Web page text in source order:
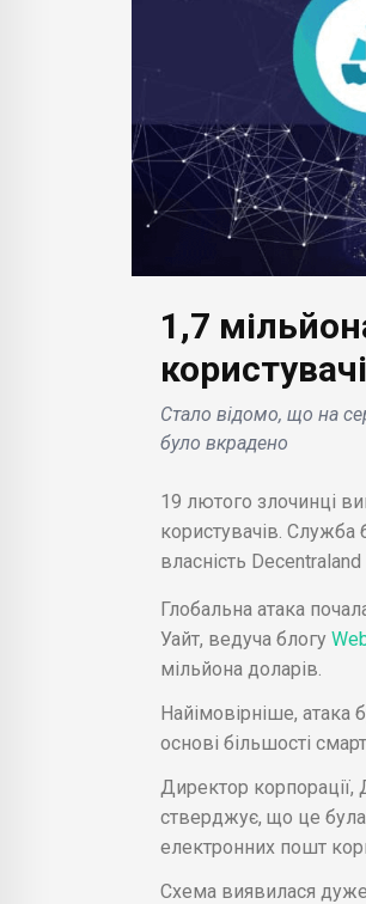
1,7
Стало відомо, що на
було вкрадено
19 лютого злочинці
користувачів. Служба
власність Decentraland
Глобальна атака
Уайт, ведуча блогу
мільйона доларів.
Найімовірніше, атака
основі більшості
Директор корпорації,
стверджує, що це
електронних пошт
Схема виявилася
БІЗНЕС НОВИНИ
Lexus оголошує про
новинку у вигляді
електромобіля
який з'явиться в
2023 року .